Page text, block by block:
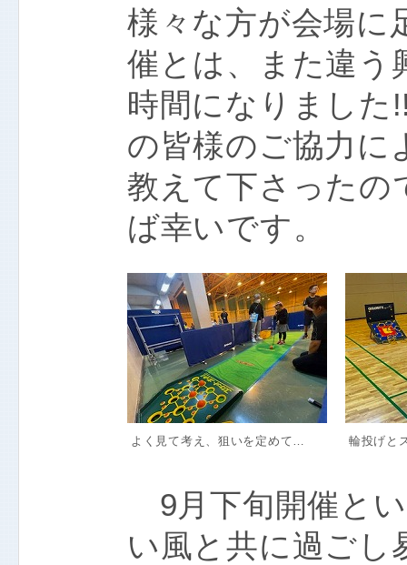
様々な方が会場に
催とは、また違う
時間になりました
の皆様のご協力に
教えて下さったの
ば幸いです。
よく見て考え、狙いを定めて… 輪投げと
9月下旬開催と
い風と共に過ごし